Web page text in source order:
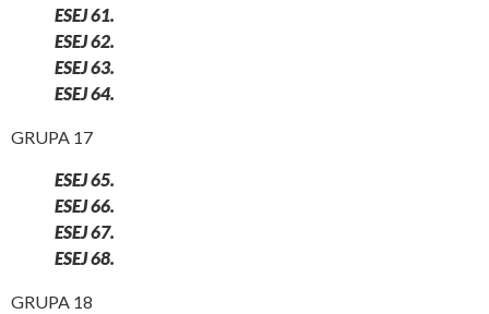
ESEJ 61.
ESEJ 62.
ESEJ 63.
ESEJ 64.
GRUPA 17
ESEJ 65.
ESEJ 66.
ESEJ 67.
ESEJ 68.
GRUPA 18